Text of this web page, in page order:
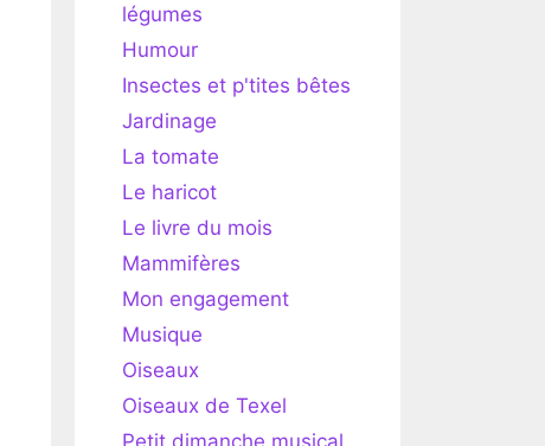
légumes
Humour
Insectes et p'tites bêtes
Jardinage
La tomate
Le haricot
Le livre du mois
Mammifères
Mon engagement
Musique
Oiseaux
Oiseaux de Texel
Petit dimanche musical